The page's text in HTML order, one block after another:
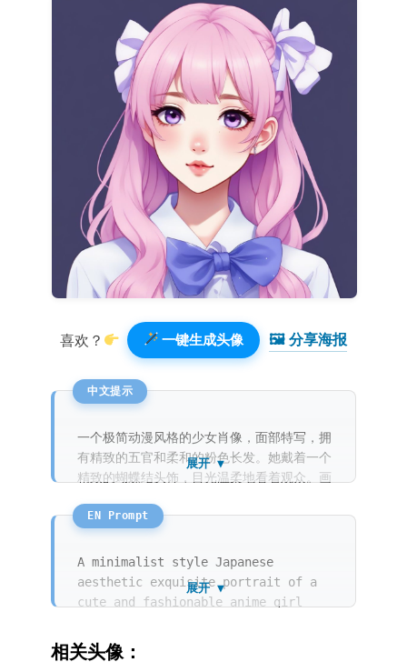
喜欢？ 一键生成头像 🖼 分享海报️
一个极简动漫风格的少女肖像，面部特写，拥
有精致的五官和柔和的粉色长发。她戴着一个
精致的蝴蝶结头饰，目光温柔地看着观众。画
格。线条简洁流畅，背景是干净的淡紫色，光
影柔和，呈现出清透的治愈感。
展开 ▼
A minimalist style Japanese
aesthetic exquisite portrait of a
cute and fashionable anime girl
delicate bow accessory. She is
looking at the viewer with a gentle
展开 ▼
相关头像：